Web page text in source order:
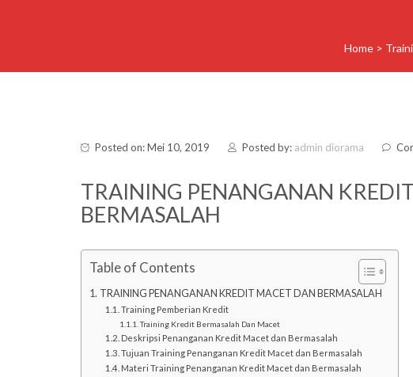
Home >
Posted on: Mei 10, 2019 Posted by: admin diorama
TRAINING PENANGANAN
BERMASALAH
Table of Contents
TRAINING PENANGANAN KREDIT MACET DAN BERMASALAH
Training Pemberian Kredit
Training Kredit Bermasalah Dan Macet
Deskripsi Penanganan Kredit Macet dan Bermasalah
Tujuan Training Penanganan Kredit Macet dan Bermasalah
Materi Training Penanganan Kredit Macet dan Bermasalah